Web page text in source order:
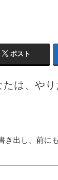
ポスト
たは、や
き出し、前に